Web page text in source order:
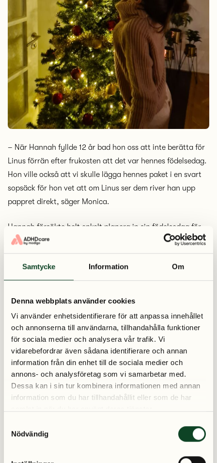
Samtycke Information Om
Denna webbplats använder cookies
Vi använder enhetsidentifierare för att anpassa innehållet
och annonserna till användarna, tillhandahålla funktioner
för sociala medier och analysera vår trafik. Vi
vidarebefordrar även sådana identifierare och annan
information från din enhet till de sociala medier och
annons- och analysföretag som vi samarbetar med.
Dessa kan i sin tur kombinera informationen med annan
information som du har tillhandahållit eller som de har
Nödvändig
– När Hannah fyllde 12 år bad hon oss att inte berätta för
Linus förrän efter frukosten att det var hennes födelsedag.
Hon ville också att vi skulle lägga hennes paket i en svart
sopsäck för hon vet att om Linus ser dem river han upp
pappret direkt, säger Monica.
Hannah försökte helt enkelt planera in sin födelsedag för
att slippa kaoset som uppstår. Men Monica ville gärna ha
en fin stund tillsammans med sin dotter och fick därför en
annan idé. Linus fick vara med en stund på morgonen och
Hannah fick öppna två paket tillsammans med honom.
– Efter frukost skickade vi iväg Linus med skoltaxin och
gjorde sedan om hela födelsedagsfirandet. Vi tågade in
och sjöng med alla paket och Hannah fick öppna dem i
lugn och ro. Det blev en jättefin morgon och Hannah blev
så glad, berättar Monica.
Hon säger att det är viktigt att inte fastna i hur saker och
ting ska vara. Man behöver helt enkelt tänka utanför